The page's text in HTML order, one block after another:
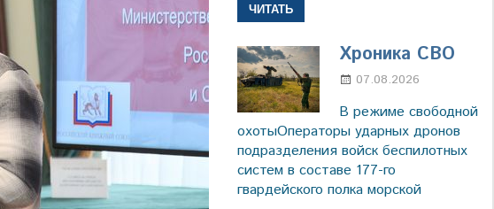
ЧИТАТЬ
Хроника СВО
07.08.2026
В режиме свободной
охотыОператоры ударных дронов
подразделения войск беспилотных
систем в составе 177-го
гвардейского полка морской